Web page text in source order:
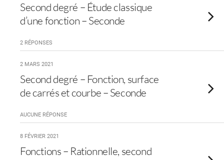
Second degré – Étude classique
d’une fonction – Seconde
2 RÉPONSES
2 MARS 2021
Second degré – Fonction, surface
de carrés et courbe – Seconde
AUCUNE RÉPONSE
8 FÉVRIER 2021
Fonctions – Rationnelle, second